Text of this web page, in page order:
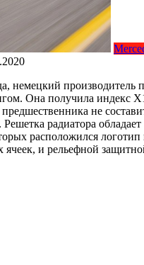
немецкий
Она получила индекс
не
радиатора
расположился
ячеек, и рельефной